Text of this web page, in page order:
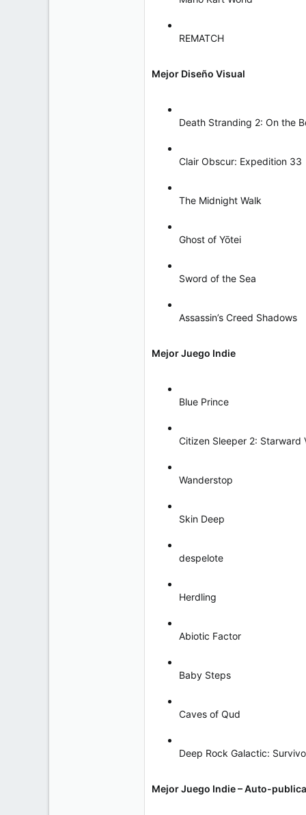
REMATCH
Mejor Diseño Visual
Death Stranding 2: On the
Clair Obscur: Expedition 33
The Midnight Walk
Ghost of Yōtei
Sword of the Sea
Assassin’s Creed Shadows
Mejor Juego Indie
Blue Prince
Citizen Sleeper 2: Starward
Wanderstop
Skin Deep
despelote
Herdling
Abiotic Factor
Baby Steps
Caves of Qud
Deep Rock Galactic:
Mejor Juego Indie – Auto-